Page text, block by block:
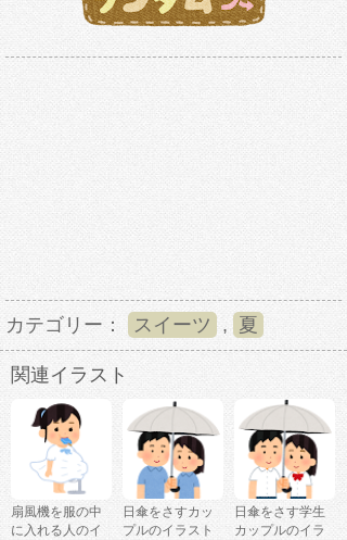
カテゴリー： スイーツ , 夏
関連イラスト
扇風機を服の中
に入れる人のイ
日傘をさすカッ
プルのイラスト
日傘をさす学生
カップルのイラ